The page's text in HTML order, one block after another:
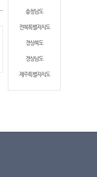
충청남도
전북특별자치도
경상북도
경상남도
제주특별자치도